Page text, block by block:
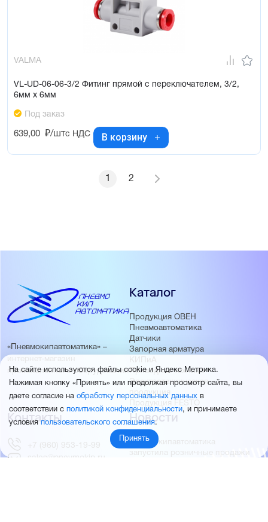
VALMA
VL-UD-06-06-3/2 Фитинг прямой с переключателем, 3/2,
6мм x 6мм
Под заказ
639,00 ₽/штс НДС В корзину
1 2
«Пневмокипавтоматика» –
интернет-магазин
промышленного оборудования
Каталог
Продукция ОВЕН
Пневмоавтоматика
Датчики
Запорная арматура
КИПиА
Приводная техника
Электротехническая
продукция
Продукция FESTO
Новости
Пневмокипавтоматика
запустила розничные продажи
Контакты
+7 (960) 953-19-99
sales@pnevmokip.ru
На сайте используются файлы cookie и Яндекс Метрика.
Нажимая кнопку «Принять» или продолжая просмотр сайта, вы
даете согласие на обработку персональных данных в
соответствии с политикой конфиденциальности, и принимаете
условияпользовательского соглашения.
Принять